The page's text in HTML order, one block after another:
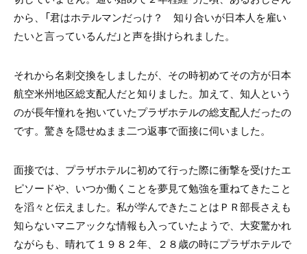
から、「君はホテルマンだっけ？ 知り合いが日本人を雇い
たいと言っているんだ」と声を掛けられました。
それから名刺交換をしましたが、その時初めてその方が日本
航空米州地区総支配人だと知りました。加えて、知人という
のが長年憧れを抱いていたプラザホテルの総支配人だったの
です。驚きを隠せぬまま二つ返事で面接に伺いました。
面接では、プラザホテルに初めて行った際に衝撃を受けたエ
ピソードや、いつか働くことを夢見て勉強を重ねてきたこと
を滔々と伝えました。私が学んできたことはＰＲ部長さえも
知らないマニアックな情報も入っていたようで、大変驚かれ
ながらも、晴れて１９８２年、２８歳の時にプラザホテルで